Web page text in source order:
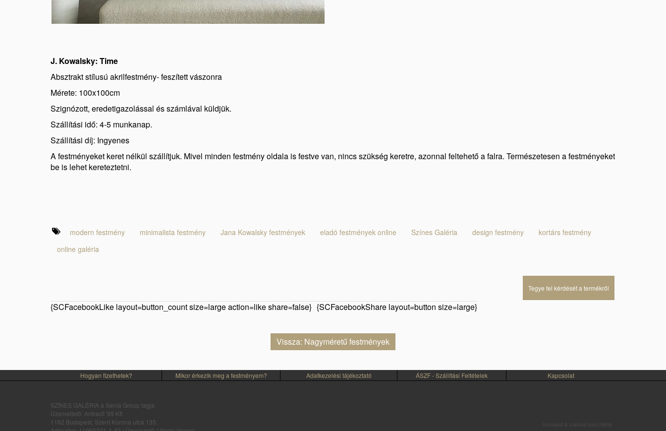
J. Kowalsky: Time
Absztrakt stílusú akrilfestmény- feszített vászonra
Mérete: 100x100cm
Szignózott, eredetigazolással és számlával küldjük.
Szállítási idő: 4-5 munkanap.
Szállítási díj: Ingyenes
A festményeket keret nélkül szállítjuk. Mivel minden festmény oldala is festve van, nincs szükség keretre, azonnal feltehető a falra. Természetesen a festményeket
be is lehet kereteztetni.
modern festmény minimalista festmény Jana Kowalsky festmények eladó festmények online Színes Galéria design festmény
kortárs festmény
online galéria
Tegye fel kérdését a termékről
{SCFacebookLike layout=button_count size=large action=like share=false} {SCFacebookShare layout=button size=large}
Vissza: Nagyméretű festmények
Hogyan fizethetek? Mikor érkezik meg a festményem? Adatkezelési tájékoztató ÁSZF - Szállítási Feltételek Kapcsolat
SZÍNES GALÉRIA a Senia Group tagja
Üzemeltető: Antracit '99 Kft
1162 Budapest, Szent Korona utca 135.